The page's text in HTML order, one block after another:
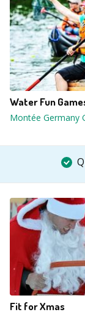
Water Fun
Montée Germany
Fit for Xmas